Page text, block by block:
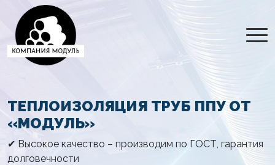
ТЕПЛОИЗОЛЯЦИЯ ТРУБ ППУ ОТ
«МОДУЛЬ»
✔ Высокое качество – производим по ГОСТ, гарантия
долговечности